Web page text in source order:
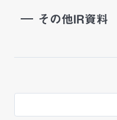
その他IR資料